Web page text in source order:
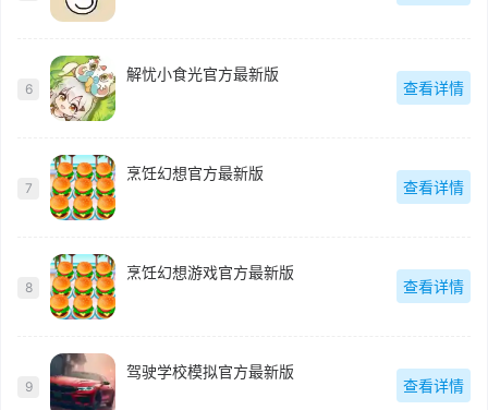
6
解忧小食光官方最新版
查看详情
7
烹饪幻想官方最新版
查看详情
8
烹饪幻想游戏官方最新版
查看详情
9
驾驶学校模拟官方最新版
查看详情